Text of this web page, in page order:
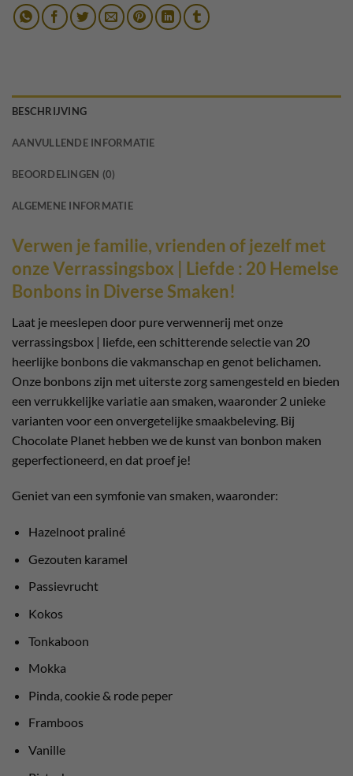
BESCHRIJVING
AANVULLENDE INFORMATIE
BEOORDELINGEN (0)
ALGEMENE INFORMATIE
Verwen je familie, vrienden of jezelf met
onze Verrassingsbox | Liefde : 20 Hemelse
Bonbons in Diverse Smaken!
Laat je meeslepen door pure verwennerij met onze
verrassingsbox | liefde, een schitterende selectie van 20
heerlijke bonbons die vakmanschap en genot belichamen.
Onze bonbons zijn met uiterste zorg samengesteld en bieden
een verrukkelijke variatie aan smaken, waaronder 2 unieke
varianten voor een onvergetelijke smaakbeleving. Bij
Chocolate Planet hebben we de kunst van bonbon maken
geperfectioneerd, en dat proef je!
Geniet van een symfonie van smaken, waaronder:
Hazelnoot praliné
Gezouten karamel
Passievrucht
Kokos
Tonkaboon
Mokka
Pinda, cookie & rode peper
Framboos
Vanille